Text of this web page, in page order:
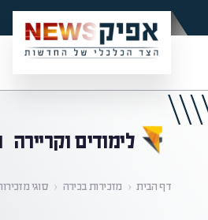
לימודים וקריירה
דף הבית ‹ מזכירות בכירה ‹ סוגי